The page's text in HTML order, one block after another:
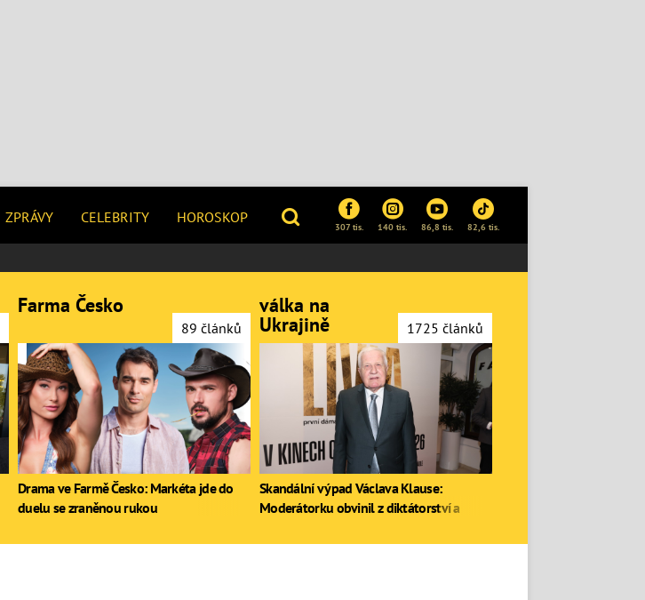
ZPRÁVY CELEBRITY HOROSKOP
307 tis. 140 tis. 86,8 tis. 82,6 tis.
Farma Česko
89 článků
Drama ve Farmě Česko: Markéta jde do
duelu se zraněnou rukou
válka na
Ukrajině 1725 článků
Skandální výpad Václava Klause:
Moderátorku obvinil z diktátorství a